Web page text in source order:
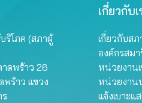
ริโภค (สภาผู้
าดพร้าว 26
พร้าว แขวง
ร
เกี่ยวกับเ
เกี่ยวกับสภ
องค์กรสม
หน่วยงาน
หน่วยงาน
แจ้งเบาะแ